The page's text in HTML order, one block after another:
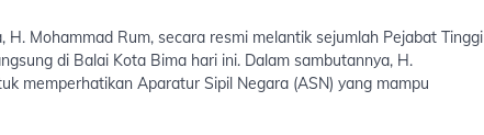
H. Mohammad Rum, secara resmi melantik sejumlah Pejabat Tinggi
di Balai Kota Bima hari ini. Dalam sambutannya, H.
memperhatikan Aparatur Sipil Negara (ASN) yang mampu